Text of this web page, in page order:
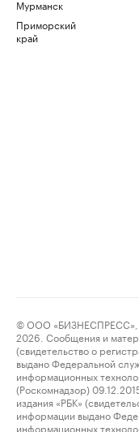
Мурманск
Приморский
край
© ООО
2026. Сообщения и
(свидетельство о
выдано Федеральной
информационных
(Роскомнадзор)
издания «РБК»
информации выдано
информационных